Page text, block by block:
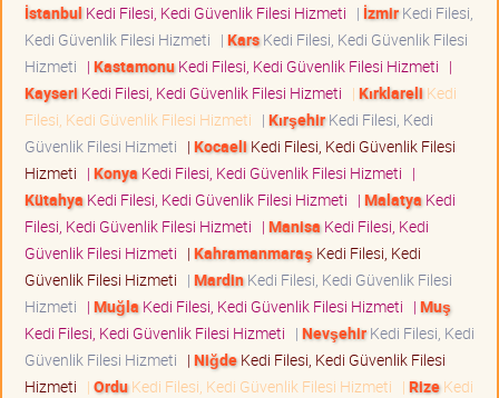
İstanbul Kedi Filesi, Kedi Güvenlik Filesi Hizmeti | İzmirKedi Filesi,
Kedi Güvenlik Filesi Hizmeti | KarsKedi Filesi, Kedi Güvenlik Filesi
Hizmeti | KastamonuKedi Filesi, Kedi Güvenlik Filesi Hizmeti |
Kayseri Kedi Filesi, Kedi Güvenlik Filesi Hizmeti | Kırklareli Kedi
Filesi, Kedi Güvenlik Filesi Hizmeti | KırşehirKedi Filesi, Kedi
Güvenlik Filesi Hizmeti | Kocaeli Kedi Filesi, Kedi Güvenlik Filesi
Hizmeti | Konya Kedi Filesi, Kedi Güvenlik Filesi Hizmeti |
Kütahya Kedi Filesi, Kedi Güvenlik Filesi Hizmeti | Malatya Kedi
Filesi, Kedi Güvenlik Filesi Hizmeti | Manisa Kedi Filesi, Kedi
Güvenlik Filesi Hizmeti | Kahramanmaraş Kedi Filesi, Kedi
Güvenlik Filesi Hizmeti | MardinKedi Filesi, Kedi Güvenlik Filesi
Hizmeti | Muğla Kedi Filesi, Kedi Güvenlik Filesi Hizmeti | Muş
Kedi Filesi, Kedi Güvenlik Filesi Hizmeti | NevşehirKedi Filesi, Kedi
Güvenlik Filesi Hizmeti | NiğdeKedi Filesi, Kedi Güvenlik Filesi
Hizmeti | OrduKedi Filesi, Kedi Güvenlik Filesi Hizmeti | RizeKedi